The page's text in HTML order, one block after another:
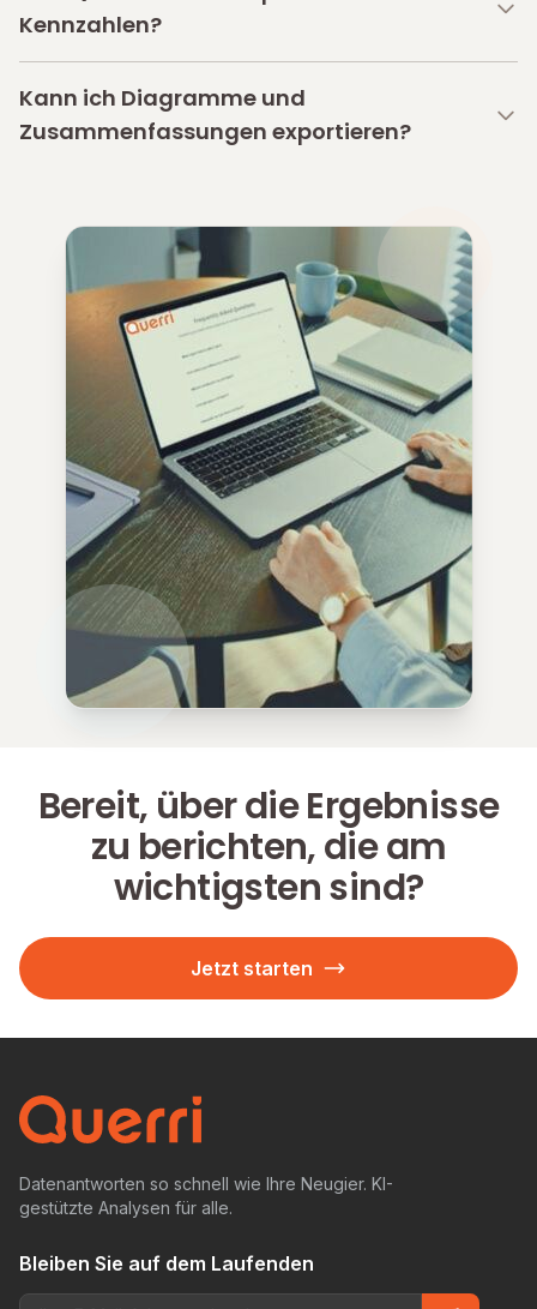
Kennzahlen?
Kann ich Diagramme und
Zusammenfassungen exportieren?
Bereit, über die Ergebnisse
zu berichten, die am
wichtigsten sind?
Jetzt starten
Datenantworten so schnell wie Ihre Neugier. KI-
gestützte Analysen für alle.
Bleiben Sie auf dem Laufenden